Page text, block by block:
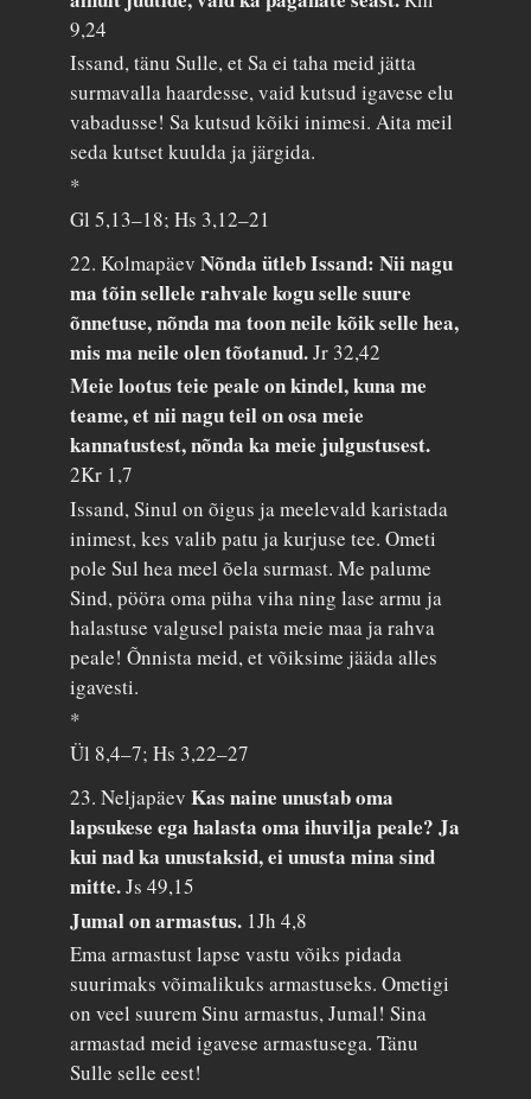
9,24
Issand, tänu Sulle, et Sa ei taha meid jätta
surmavalla haardesse, vaid kutsud igavese elu
vabadusse! Sa kutsud kõiki inimesi. Aita meil
seda kutset kuulda ja järgida.
*
Gl 5,13–18; Hs 3,12–21
22. KolmapäevNõnda ütleb Issand: Nii nagu
ma tõin sellele rahvale kogu selle suure
õnnetuse, nõnda ma toon neile kõik selle hea,
mis ma neile olen tõotanud.Jr 32,42
Meie lootus teie peale on kindel, kuna me
teame, et nii nagu teil on osa meie
kannatustest, nõnda ka meie julgustusest.
2Kr 1,7
Issand, Sinul on õigus ja meelevald karistada
inimest, kes valib patu ja kurjuse tee. Ometi
pole Sul hea meel õela surmast. Me palume
Sind, pööra oma püha viha ning lase armu ja
halastuse valgusel paista meie maa ja rahva
peale! Õnnista meid, et võiksime jääda alles
igavesti.
*
Ül 8,4–7; Hs 3,22–27
23. NeljapäevKas naine unustab oma
lapsukese ega halasta oma ihuvilja peale? Ja
kui nad ka unustaksid, ei unusta mina sind
mitte.Js 49,15
Jumal on armastus. 1Jh 4,8
Ema armastust lapse vastu võiks pidada
suurimaks võimalikuks armastuseks. Ometigi
on veel suurem Sinu armastus, Jumal! Sina
armastad meid igavese armastusega. Tänu
Sulle selle eest!